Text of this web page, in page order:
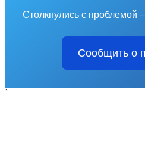
Столкнулись с проблемой
Сообщить о
`